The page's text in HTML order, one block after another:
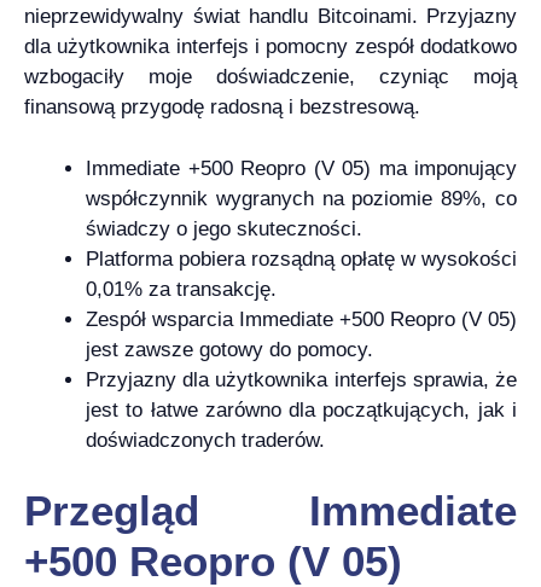
nieprzewidywalny świat handlu Bitcoinami. Przyjazny
dla użytkownika interfejs i pomocny zespół dodatkowo
wzbogaciły moje doświadczenie, czyniąc moją
finansową przygodę radosną i bezstresową.
Immediate +500 Reopro (V 05) ma imponujący
współczynnik wygranych na poziomie 89%, co
świadczy o jego skuteczności.
Platforma pobiera rozsądną opłatę w wysokości
0,01% za transakcję.
Zespół wsparcia Immediate +500 Reopro (V 05)
jest zawsze gotowy do pomocy.
Przyjazny dla użytkownika interfejs sprawia, że
jest to łatwe zarówno dla początkujących, jak i
doświadczonych traderów.
Przegląd Immediate
+500 Reopro (V 05)